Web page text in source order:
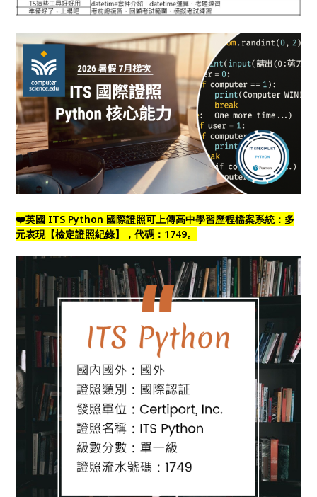
❤️英國 ITS Python 國際證照可上傳高中學習歷程檔案系統：多
元表現【檢定證照紀錄】，代碼：1749。